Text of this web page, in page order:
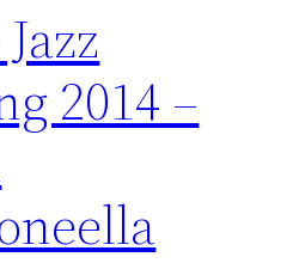
2014 –